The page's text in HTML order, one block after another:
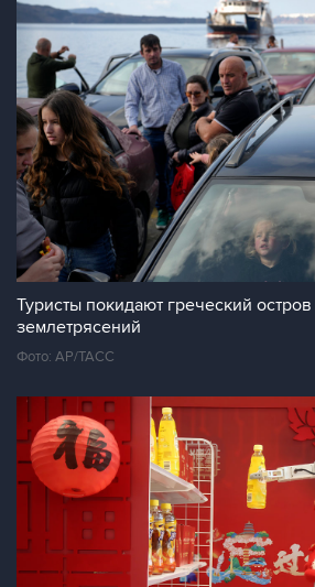
Туристы покидают греческий
землетрясений
Фото: АР/ТАСС